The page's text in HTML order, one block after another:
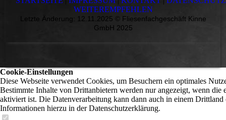
WEITEREMPFEHLEN
Letzte Änderung: 12.11.2025 © Fliesenfachgeschäft Kinne
GmbH 2025
Cookie-Einstellungen
Diese Webseite verwendet Cookies, um Besuchern ein optimales
Bestimmte Inhalte von Drittanbietern werden nur angezeigt, wenn die
aktiviert ist. Die Datenverarbeitung kann dann auch in einem Drittland
Informationen hierzu in der Datenschutzerklärung.